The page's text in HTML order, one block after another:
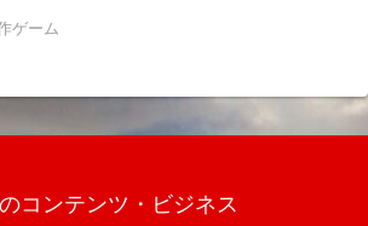
ゲーム
コンテンツ・ビジネス